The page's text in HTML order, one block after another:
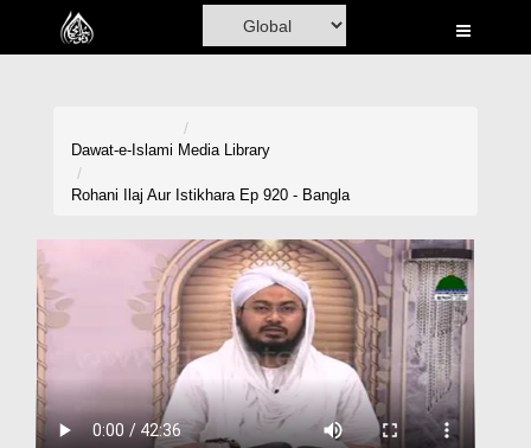
Home
Volunteer Portal
Rohani Ilaj
Donation
Blog
Dawat-e-Islami Media Library
Rohani Ilaj Aur Istikhara Ep 920 - Bangla